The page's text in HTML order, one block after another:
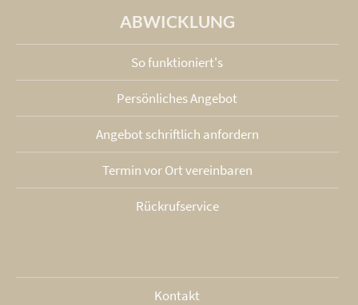
ABWICKLUNG
So funktioniert's
Persönliches Angebot
Angebot schriftlich anfordern
Termin vor Ort vereinbaren
Rückrufservice
Kontakt